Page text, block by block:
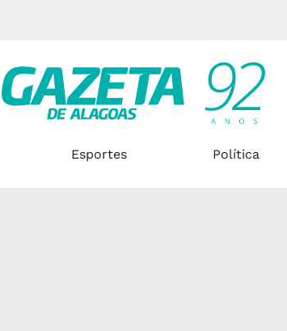
Esportes Política